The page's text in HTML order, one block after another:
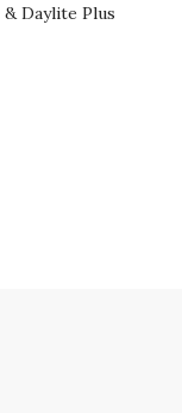
Daylite Plus